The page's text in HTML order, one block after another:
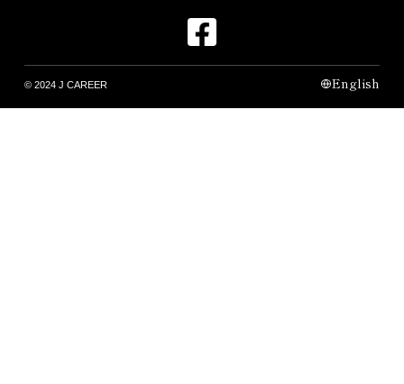
English
© 2024 J CAREER